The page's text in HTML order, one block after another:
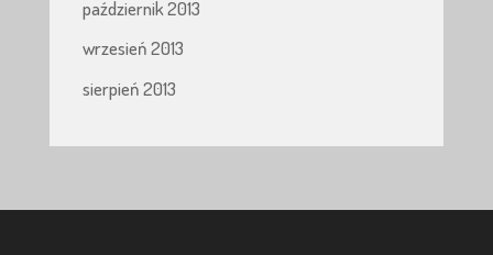
październik 2013
wrzesień 2013
sierpień 2013